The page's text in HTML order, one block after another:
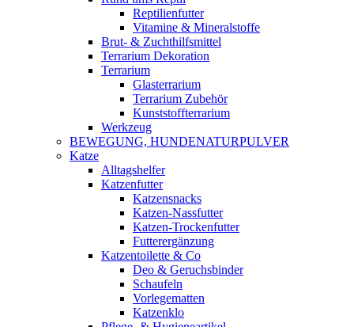
Reptilienfutter
Vitamine & Mineralstoffe
Brut- & Zuchthilfsmittel
Terrarium Dekoration
Terrarium
Glasterrarium
Terrarium Zubehör
Kunststoffterrarium
Werkzeug
BEWEGUNG, HUNDENATURPULVER
Katze
Alltagshelfer
Katzenfutter
Katzensnacks
Katzen-Nassfutter
Katzen-Trockenfutter
Futterergänzung
Katzentoilette & Co
Deo & Geruchsbinder
Schaufeln
Vorlegematten
Katzenklo